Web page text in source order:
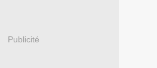
Publicité